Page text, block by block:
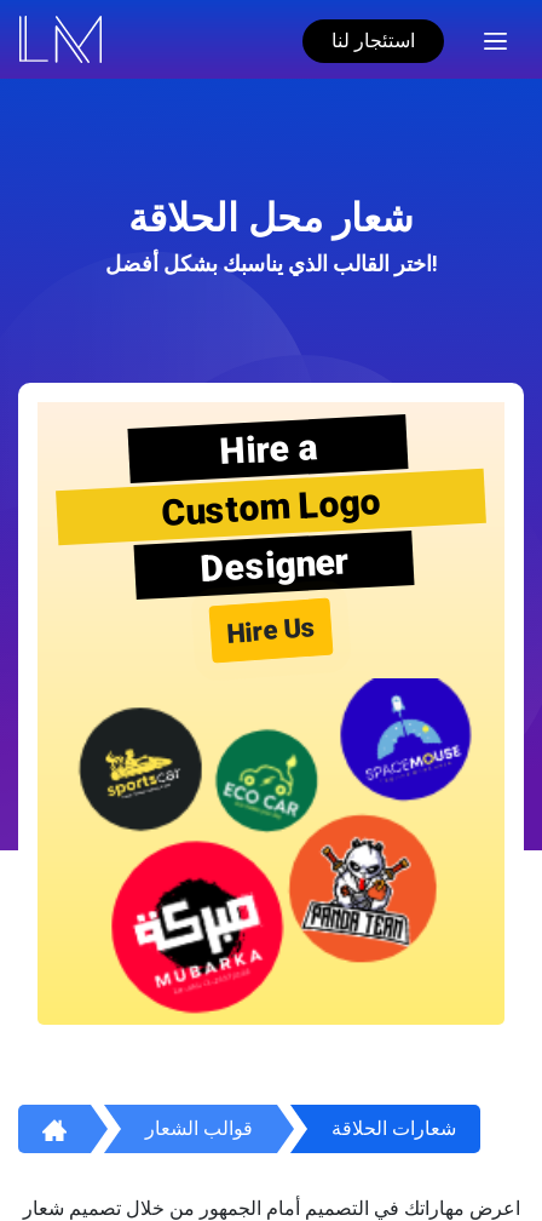
استئجار لنا
شعار محل الحلاقة
اختر القالب الذي يناسبك بشكل أفضل!
Hire a
Custom Logo
Designer
Hire Us
قوالب الشعار شعارات الحلاقة
اعرض مهاراتك في التصميم أمام الجمهور من خلال تصميم شعار